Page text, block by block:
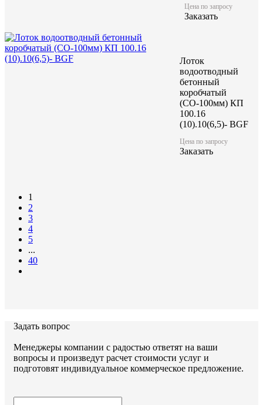
Цена по запросу
Заказать
Лоток
водоотводный
бетонный
коробчатый
(СО-100мм) КП
100.16
(10).10(6,5)- BGF
Цена по запросу
Заказать
1
2
3
4
5
...
40
Задать вопрос
Менеджеры компании с радостью ответят на ваши
вопросы и произведут расчет стоимости услуг и
подготовят индивидуальное коммерческое предложение.